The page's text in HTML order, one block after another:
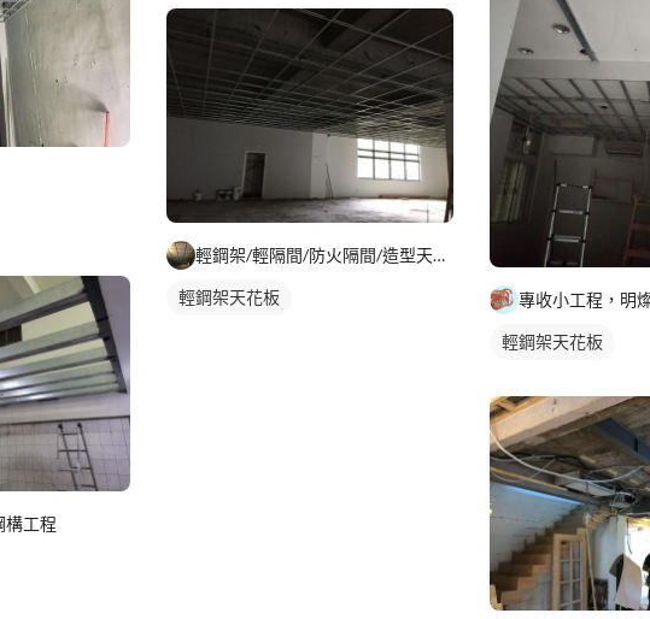
構工程
輕鋼架/輕隔間/防火隔間/造型天花/自工價廉
輕鋼架天花板
輕鋼架天花板